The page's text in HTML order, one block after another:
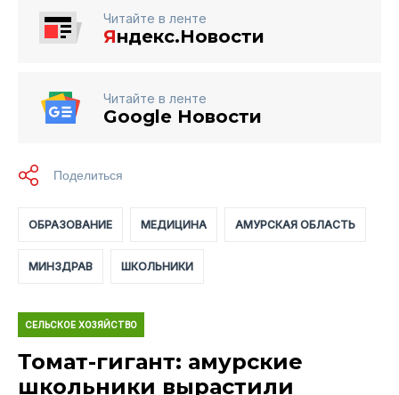
Читайте в ленте
Яндекс.Новости
Читайте в ленте
Google Новости
ОБРАЗОВАНИЕ МЕДИЦИНА АМУРСКАЯ ОБЛАСТЬ
МИНЗДРАВ ШКОЛЬНИКИ
СЕЛЬСКОЕ ХОЗЯЙСТВО
Томат-гигант: амурские
школьники вырастили